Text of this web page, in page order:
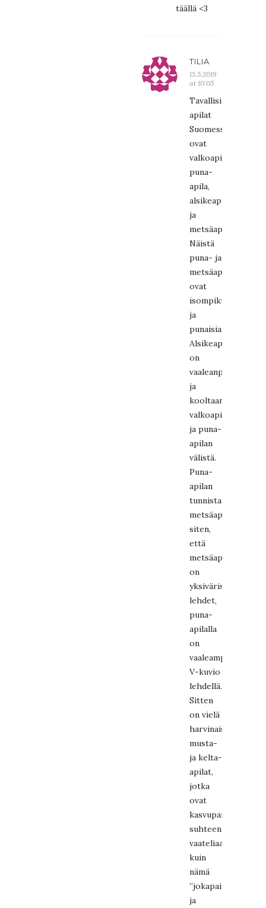
täällä <3
TILIA
15.5.2019
at 10:05
Tavallisimmat
apilat
Suomessa
ovat
valkoapila,
puna-
apila,
alsikeapila
ja
metsäapila.
Näistä
puna- ja
metsäapila
ovat
isompikukkaisia
ja
punaisia.
Alsikeapila
on
vaaleanpunertava
ja
kooltaan
valkoapilan
ja puna-
apilan
välistä.
Puna-
apilan
tunnistaa
metsäapilasta
siten,
että
metsäapilalla
on
yksiväriset
lehdet,
puna-
apilalla
on
vaaleampi
V-kuvio
lehdellä.
Sitten
on vielä
harvinaisemmat
musta-
ja kelta-
apilat,
jotka
ovat
kasvupaikan
suhteen
vaateliaampia
kuin
nämä
”jokapaikanapilat”
ja